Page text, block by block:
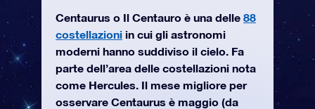
Centaurus o Il Centauro è una delle 88
costellazioni in cui gli astronomi
moderni hanno suddiviso il cielo. Fa
parte dell’area delle costellazioni nota
come Hercules. Il mese migliore per
osservare Centaurus è maggio (da